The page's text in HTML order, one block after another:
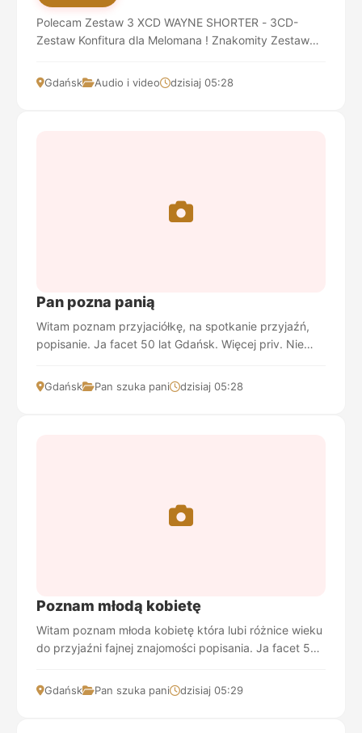
Polecam Zestaw 3 XCD WAYNE SHORTER - 3CD-
Zestaw Konfitura dla Melomana ! Znakomity Zestaw
Gdańsk Audio i video dzisiaj 05:28
Pan pozna panią
Witam poznam przyjaciółkę, na spotkanie przyjaźń,
popisanie. Ja facet 50 lat Gdańsk. Więcej priv. Nie
Gdańsk Pan szuka pani dzisiaj 05:28
Poznam młodą kobietę
Witam poznam młoda kobietę która lubi różnice wieku
do przyjaźni fajnej znajomości popisania. Ja facet 50
Gdańsk Pan szuka pani dzisiaj 05:29